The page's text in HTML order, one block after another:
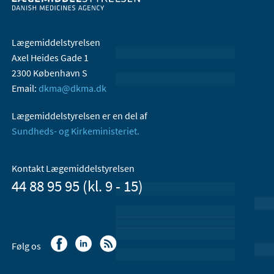
Lægemiddelstyrelsen
Axel Heides Gade 1
2300 København S
Email: dkma@dkma.dk
Lægemiddelstyrelsen er en del af
Sundheds- og Kirkeministeriet.
Kontakt Lægemiddelstyrelsen
44 88 95 95 (kl. 9 - 15)
Følg os